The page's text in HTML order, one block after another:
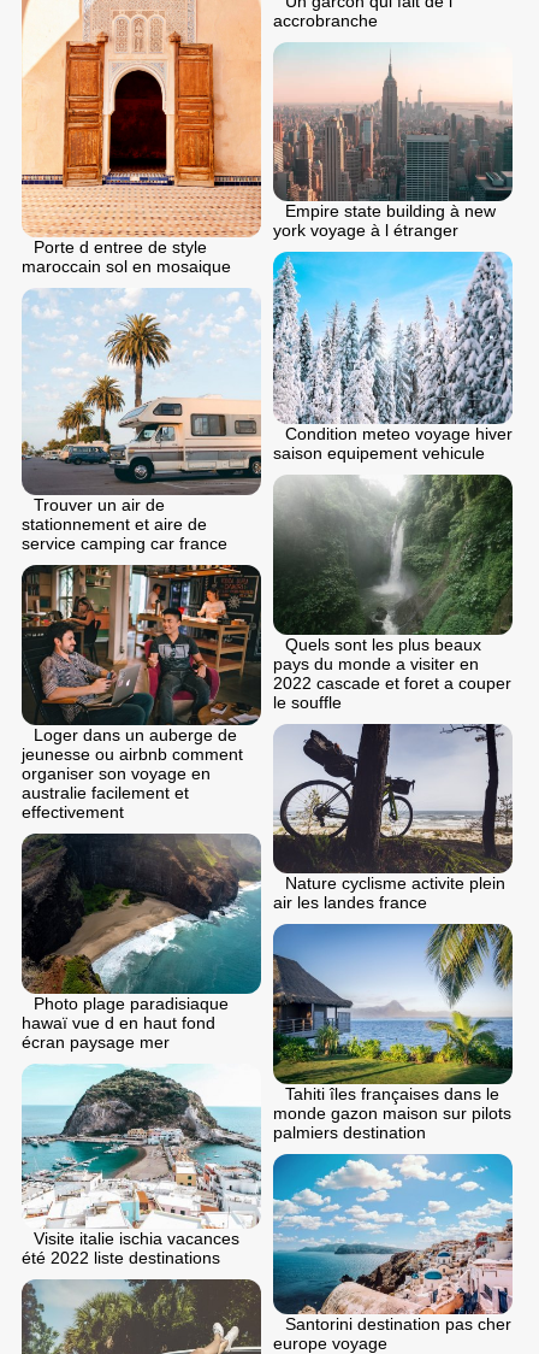
accrobranche
Porte d entree de style
maroccain sol en mosaique
Empire state building à new
york voyage à l étranger
Condition meteo voyage hiver
saison equipement vehicule
Trouver un air de
stationnement et aire de
service camping car france
Quels sont les plus beaux
pays du monde a visiter en
2022 cascade et foret a couper
le souffle
Loger dans un auberge de
jeunesse ou airbnb comment
organiser son voyage en
australie facilement et
effectivement
Nature cyclisme activite plein
air les landes france
Photo plage paradisiaque
hawaï vue d en haut fond
écran paysage mer
Tahiti îles françaises dans le
monde gazon maison sur pilots
palmiers destination
Visite italie ischia vacances
été 2022 liste destinations
Santorini destination pas cher
europe voyage